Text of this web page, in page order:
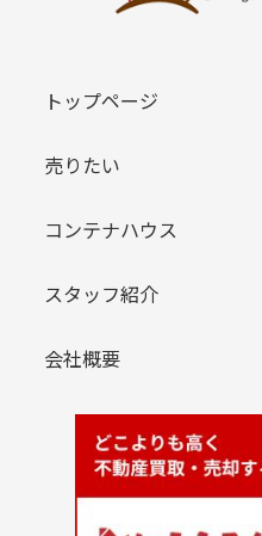
トップページ
売りたい
コンテナハウス
スタッフ紹介
会社概要